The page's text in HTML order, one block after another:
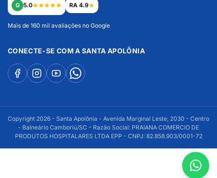
G 5.0 RA 4.9
Mais de 160 mil avaliações no Google
CONECTE-SE COM A SANTA APOLÔNIA
Copyright 2026 - Santa Apolônia - Avenida Marginal Leste, 2030 - Centro
- Balneário Camboriú/SC - Razão Social: PRAIANA COMERCIO DE
PRODUTOS HOSPITALARES LTDA EPP - CNPJ: 82.858.903/0001-72